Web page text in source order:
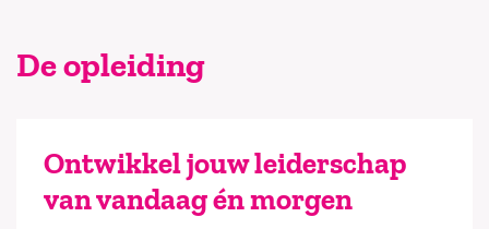
De opleiding
Ontwikkel jouw leiderschap
van vandaag én morgen